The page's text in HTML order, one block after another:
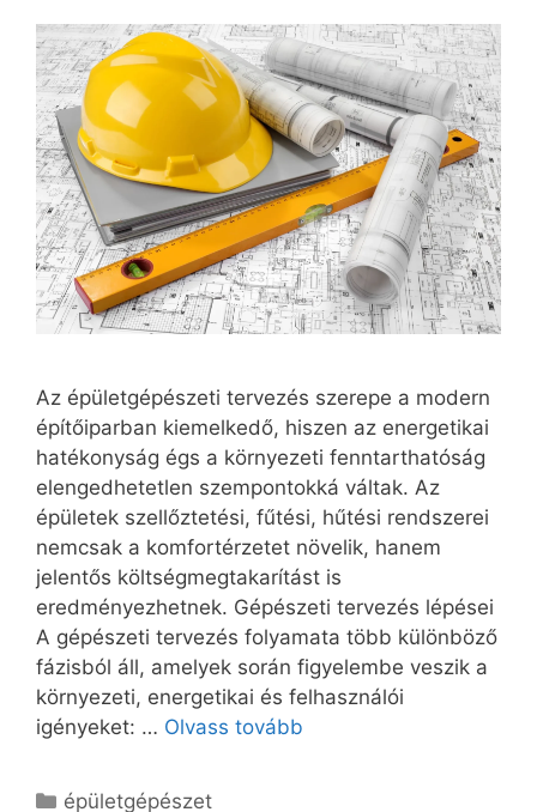
Az épületgépészeti tervezés szerepe a modern
építőiparban kiemelkedő, hiszen az energetikai
hatékonyság égs a környezeti fenntarthatóság
elengedhetetlen szempontokká váltak. Az
épületek szellőztetési, fűtési, hűtési rendszerei
nemcsak a komfortérzetet növelik, hanem
jelentős költségmegtakarítást is
eredményezhetnek. Gépészeti tervezés lépései
A gépészeti tervezés folyamata több különböző
fázisból áll, amelyek során figyelembe veszik a
környezeti, energetikai és felhasználói
igényeket: … Olvass tovább
Kategória
épületgépészet